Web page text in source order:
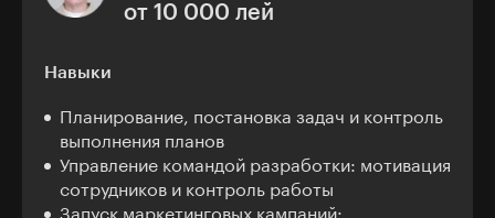
от 10 000 лей
Навыки
Планирование, постановка задач и контроль
выполнения планов
Управление командой разработки: мотивация
сотрудников и контроль работы